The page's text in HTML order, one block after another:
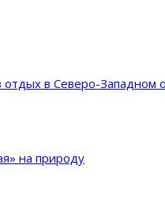
отдых в Северо-Западном
на природу